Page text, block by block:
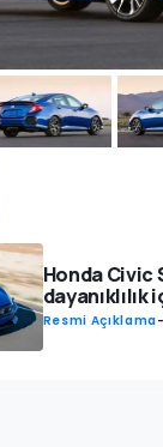
Honda Civic
dayanıklılık
Resmi Açıklama